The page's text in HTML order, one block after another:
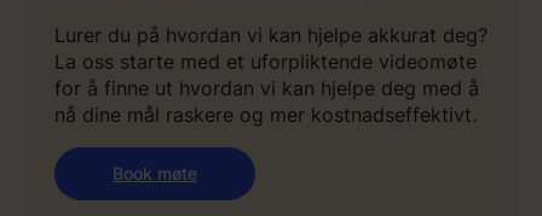
Lurer du på hvordan vi kan hjelpe akkurat deg?
La oss starte med et uforpliktende videomøte
for å finne ut hvordan vi kan hjelpe deg med å
nå dine mål raskere og mer kostnadseffektivt.
Book møte